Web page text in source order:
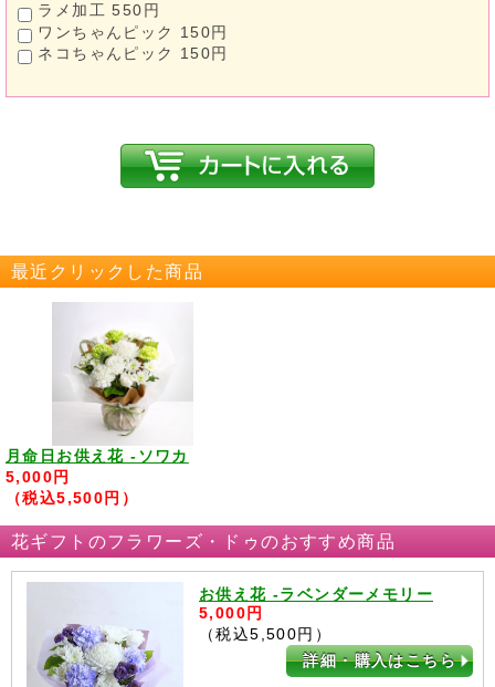
ラメ加工 550円
ワンちゃんピック 150円
ネコちゃんピック 150円
最近クリックした商品
月命日お供え花 -ソワカ
5,000円
（税込5,500円）
花ギフトのフラワーズ・ドゥのおすすめ商品
お供え花 -ラベンダーメモリー
5,000円
（税込5,500円）
詳細・購入はこちら